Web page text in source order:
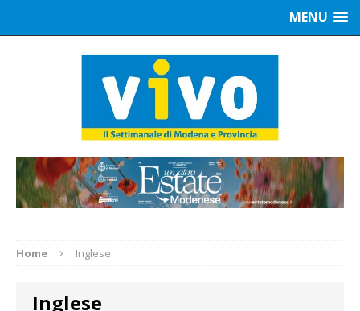
MENU
Home Inglese
Inglese